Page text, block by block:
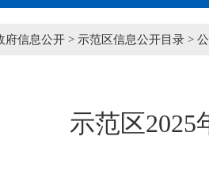
府信息公开 > 示范区信息公开目录 >
示范区2025